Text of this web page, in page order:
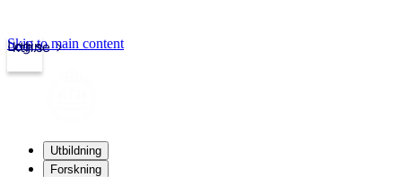
kth.se
Login
Skip to main content
Utbildning
Forskning